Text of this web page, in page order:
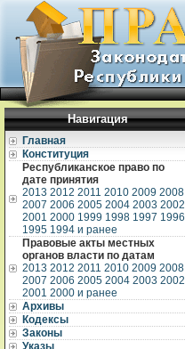
Навигация
Главная
Конституция
Республиканское право по
дате принятия
2013 2012 2011 2010 2009 2008
2007 2006 2005 2004 2003 2002
2001 2000 1999 1998 1997 1996
1995 1994 и ранее
Правовые акты местных
органов власти по датам
2013 2012 2011 2010 2009 2008
2007 2006 2005 2004 2003 2002
2001 2000 и ранее
Архивы
Кодексы
Законы
Указы